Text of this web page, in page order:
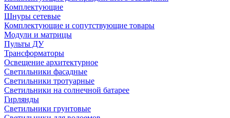
Комплектующие
Шнуры сетевые
Комплектующие и сопутствующие товары
Модули и матрицы
Пульты ДУ
Трансформаторы
Освещение архитектурное
Светильники фасадные
Светильники тротуарные
Светильники на солнечной батарее
Гирлянды
Светильники грунтовые